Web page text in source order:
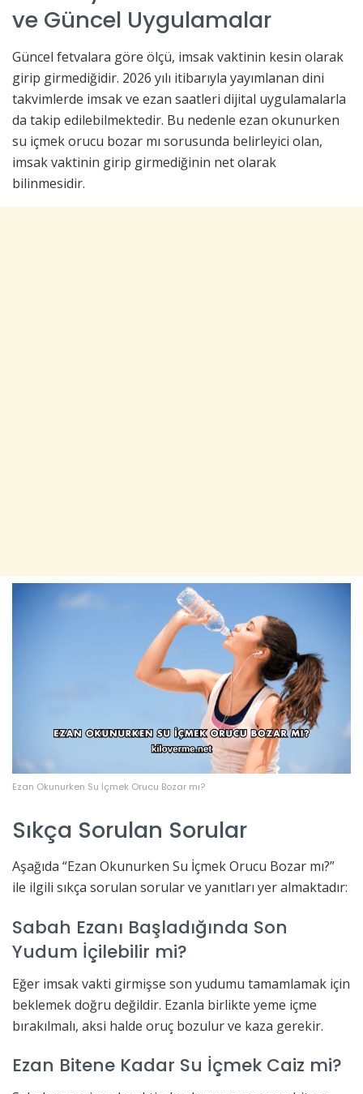
ve Güncel Uygulamalar
Güncel fetvalara göre ölçü, imsak vaktinin kesin olarak
girip girmediğidir. 2026 yılı itibarıyla yayımlanan dini
takvimlerde imsak ve ezan saatleri dijital uygulamalarla
da takip edilebilmektedir. Bu nedenle ezan okunurken
su içmek orucu bozar mı sorusunda belirleyici olan,
imsak vaktinin girip girmediğinin net olarak
bilinmesidir.
Ezan Okunurken Su İçmek Orucu Bozar mı?
Sıkça Sorulan Sorular
Aşağıda “Ezan Okunurken Su İçmek Orucu Bozar mı?”
ile ilgili sıkça sorulan sorular ve yanıtları yer almaktadır:
Sabah Ezanı Başladığında Son
Yudum İçilebilir mi?
Eğer imsak vakti girmişse son yudumu tamamlamak için
beklemek doğru değildir. Ezanla birlikte yeme içme
bırakılmalı, aksi halde oruç bozulur ve kaza gerekir.
Ezan Bitene Kadar Su İçmek Caiz mi?